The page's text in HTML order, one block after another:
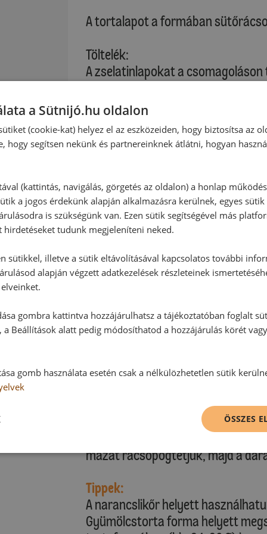
A tortalapot a formában
Töltelék:
A zselatinlapokat a
narancsot meghámozzuk,
elválasztó hártyák közti
gyümölcshús filéit kis darabokra
edényben felfogjuk. Leveszünk 2
narancs filéit a díszítéshez
szintén beleöntjük az edénybe,
nem olvadt. Az edényt lehúzzuk
és feloldjuk benne, majd hagyjuk
A mascarponet és a likőrt
keményre felverjük, s ha a
belekeverjük a tejszínt. A krémet
hűtőszekrényben hagyjuk
Tejszínes díszítés:
A tejszínt a habfixálóval és a
mascarponet tálba tesszük, és
mascarpones tejszínt lazán
A homoktövislevet, a 2 evőkanál
kézi habverővel összekeverjük.
mázat rácsöpögtetjük, majd a
Tippek:
A narancslikőr helyett
Gyümölcstorta forma helyett
a Sütnijó.hu oldalon
(cookie-kat) helyez el az eszközeiden, hogy biztosítsa az
hogy segítsen nekünk és partnereinknek átlátni, hogyan
(kattintás, navigálás, görgetés az oldalon) a honlap
a jogos érdekünk alapján alkalmazásra kerülnek, egyes
is szükségünk van. Ezen sütik segítségével más
hirdetéseket tudunk megjeleníteni neked.
sütikkel, illetve a sütik eltávolításával kapcsolatos további
alapján végzett adatkezelések részleteinek
gombra kattintva hozzájárulhatsz a tájékoztatóban foglalt
a Beállítások alatt pedig módosíthatod a hozzájárulás körét
gomb használata esetén csak a nélkülözhetetlen sütik
ÖSSZES